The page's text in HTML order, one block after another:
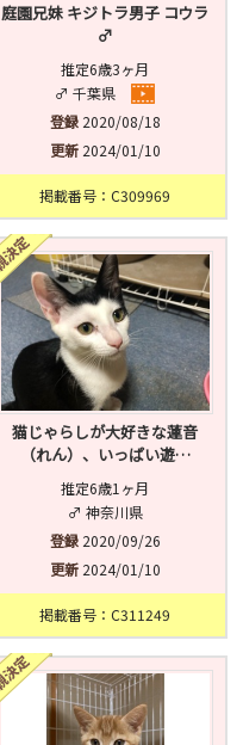
庭園兄妹 キジトラ男子 コウラ
♂
推定6歳3ヶ月
♂ 千葉県
登録2020/08/18
更新2024/01/10
掲載番号：C309969
猫じゃらしが大好きな蓮音
（れん）、いっぱい遊…
推定6歳1ヶ月
♂ 神奈川県
登録2020/09/26
更新2024/01/10
掲載番号：C311249